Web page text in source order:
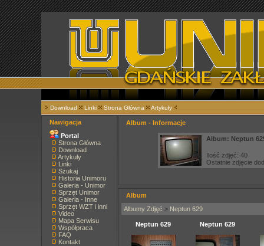
Download Linki Strona Główna Artykuły
Nawigacja
Portal
Strona Główna
Download
Artykuły
Linki
Szukaj
Historia Unimoru
Galeria - Unimor
Sprzęt Unimor
Galeria - Inne
Sprzęt WZT i inni
Video
Mapa Serwisu
Współpraca
FAQ
Kontakt
Album - Informacje
Album: Neptun
Ilość zdjęć: 40
Ostatnie zdjęcie
Album
Albumy Zdjęć > Neptun 629
Neptun 629 Neptun 629